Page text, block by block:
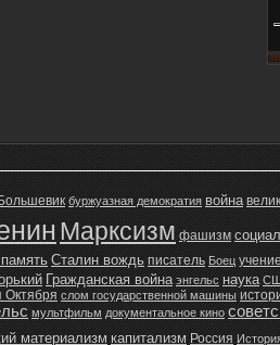
буржуазная демократия война
Марксизм фашизм
Сталин вождь писатель Боец
Гражданская война энгельс наука
Октября слом государственной машины
мультфильм документальное кино
материализмкапитализм Россия